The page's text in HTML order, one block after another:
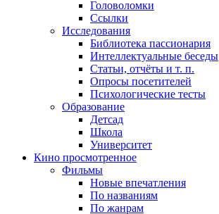
Головоломки
Ссылки
Исследования
Библиотека пассионария
Интеллектуальные беседы
Статьи, отчёты и т. п.
Опросы посетителей
Психологические тесты
Образование
Детсад
Школа
Университет
Кино просмотренное
Фильмы
Новые впечатления
По названиям
По жанрам